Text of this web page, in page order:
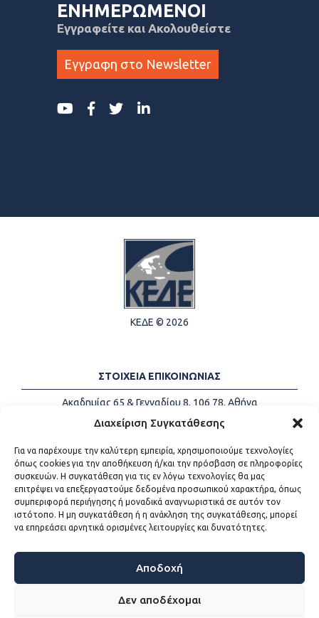
Διαχείριση Συγκατάθεσης
Για να παρέχουμε την καλύτερη εμπειρία, χρησιμοποιούμε τεχνολογίες
όπως cookies για την αποθήκευση ή/και την πρόσβαση σε πληροφορίες
συσκευών. Η συγκατάθεση για τις εν λόγω τεχνολογίες θα μας
επιτρέψει να επεξεργαστούμε δεδομένα προσωπικού χαρακτήρα, όπως
συμπεριφορά περιήγησης ή μοναδικά αναγνωριστικά σε αυτόν τον
ιστότοπο. Η μη συγκατάθεση ή η ανάκληση της συγκατάθεσης, μπορεί
να επηρεάσει αρνητικά ορισμένες λειτουργίες και δυνατότητες.
Αποδοχή
Δεν αποδέχομαι
ΕΝΗΜΕΡΩΜΕΝΟΙ
Εγγραφείτε και Ακολουθείστε
Εγγραφη στο Newsletter
ΚΕΔΕ © 2026
ΣΤΟΙΧΕΙΑ ΕΠΙΚΟΙΝΩΝΙΑΣ
Ακαδημίας 65 & Γενναδίου 8, 106 78, Αθήνα
Τηλέφωνα:
+30 213-2147500
Email:
info@kede.gr
ΧΡΗΣΙΜΟΙ ΣΥΝΔΕΣΜΟΙ
Η ΚΕΔΕ
Sitemap
Προσβασιμότητα
Όροι χρήσης